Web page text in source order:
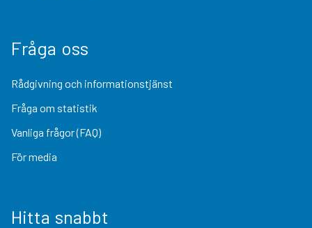
Fråga oss
Rådgivning och informationstjänst
Fråga om statistik
Vanliga frågor (FAQ)
För media
Hitta snabbt